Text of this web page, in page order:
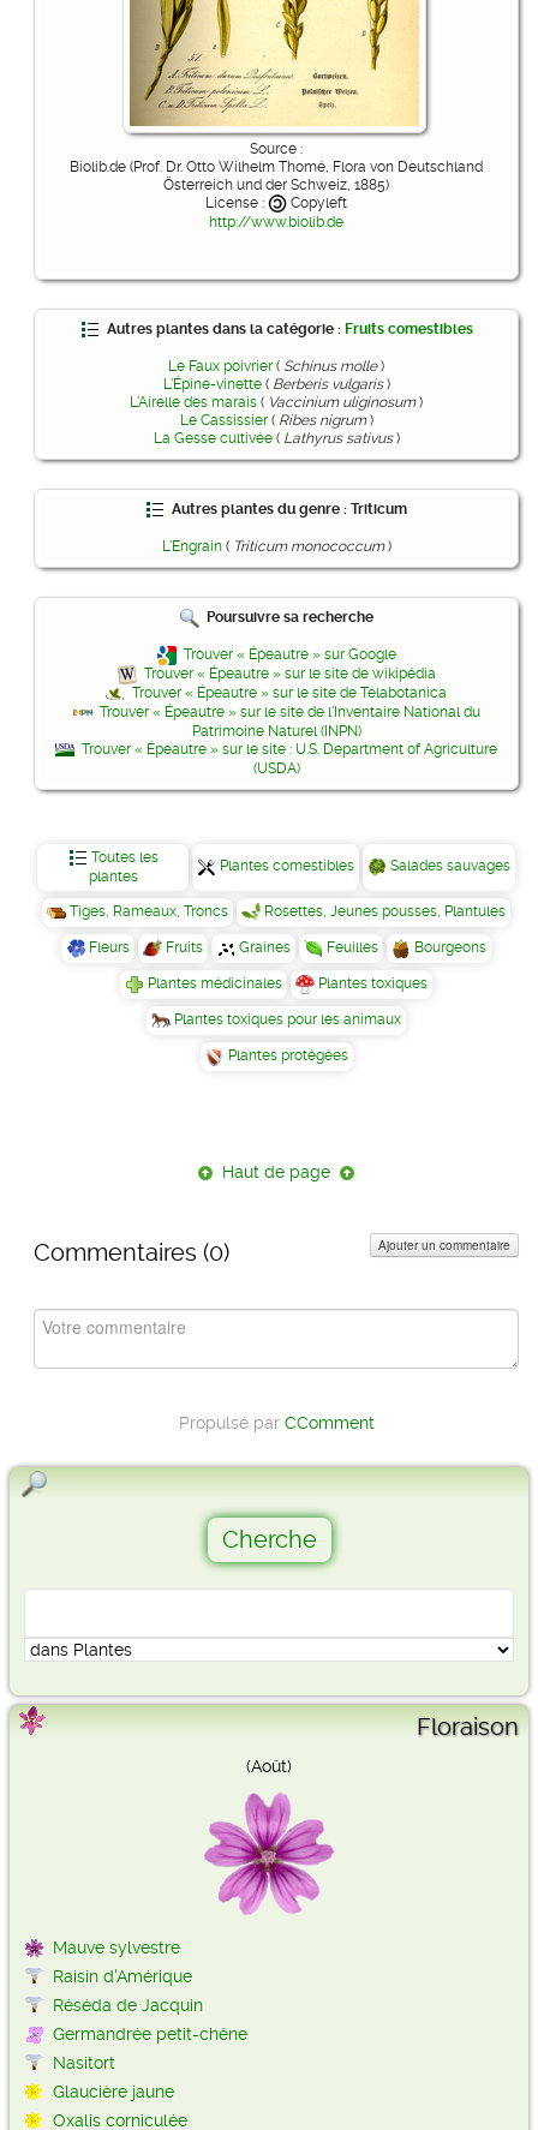
Source :
Biolib.de (Prof. Dr. Otto Wilhelm Thomé, Flora von Deutschland
Österreich und der Schweiz, 1885)
License :
Copyleft
http://www.biolib.de
Autres plantes dans la catégorie : Fruits comestibles
Le Faux poivrier ( Schinus molle)
L'Épine-vinette( Berberis vulgaris)
L'Airelle des marais ( Vaccinium uliginosum)
Le Cassissier( Ribes nigrum)
La Gesse cultivée( Lathyrus sativus)
Autres plantes du genre : Triticum
L'Engrain( Triticum monococcum)
Poursuivre sa recherche
Trouver « Épeautre » sur Google
Trouver « Épeautre » sur le site de wikipédia
Trouver « Épeautre » sur le site de Telabotanica
Trouver « Épeautre » sur le site de l'Inventaire National du
Patrimoine Naturel (INPN)
Trouver « Épeautre » sur le site : U.S. Department of Agriculture
(USDA)
Toutes les
plantes
Plantes comestibles Salades sauvages
Tiges, Rameaux, Troncs Rosettes, Jeunes pousses, Plantules
Fleurs Fruits Graines Feuilles Bourgeons
Plantes médicinales Plantes toxiques
Plantes toxiques pour les animaux
Plantes protégées
Haut de page
Commentaires (0) Ajouter un commentaire
Propulsé par CComment
Floraison
(Août)
Mauve sylvestre
Raisin d'Amérique
Réséda de Jacquin
Germandrée petit-chêne
Nasitort
Glaucière jaune
Oxalis corniculée